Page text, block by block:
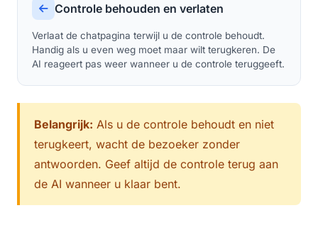
Controle behouden en verlaten
Verlaat de chatpagina terwijl u de controle behoudt.
Handig als u even weg moet maar wilt terugkeren. De
AI reageert pas weer wanneer u de controle teruggeeft.
Belangrijk: Als u de controle behoudt en niet
terugkeert, wacht de bezoeker zonder
antwoorden. Geef altijd de controle terug aan
de AI wanneer u klaar bent.